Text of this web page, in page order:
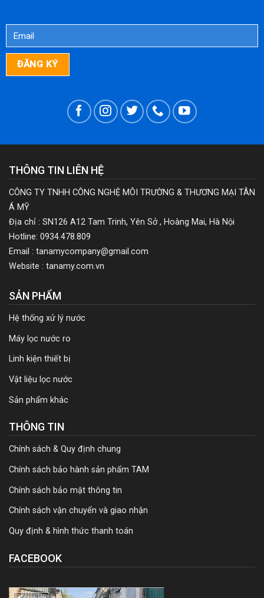
THÔNG TIN LIÊN HỆ
CÔNG TY TNHH CÔNG NGHỆ MÔI TRƯỜNG & THƯƠNG MẠI TÂN
Á MỸ
Địa chỉ : SN126 A12 Tam Trinh, Yên Sở , Hoàng Mai, Hà Nội
Hotline: 0934.478.809
Email : tanamycompany@gmail.com
Website : tanamy.com.vn
SẢN PHẨM
Hệ thống xử lý nước
Máy lọc nước ro
Linh kiện thiết bị
Vật liệu lọc nước
Sản phẩm khác
THÔNG TIN
Chính sách & Quy định chung
Chính sách bảo hành sản phẩm TAM
Chính sách bảo mật thông tin
Chính sách vận chuyển và giao nhận
Quy định & hình thức thanh toán
FACEBOOK